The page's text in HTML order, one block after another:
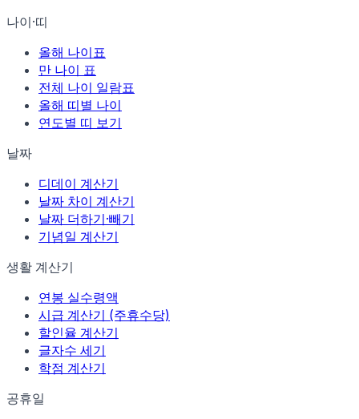
나이·띠
올해 나이표
만 나이 표
전체 나이 일람표
올해 띠별 나이
연도별 띠 보기
날짜
디데이 계산기
날짜 차이 계산기
날짜 더하기·빼기
기념일 계산기
생활 계산기
연봉 실수령액
시급 계산기 (주휴수당)
할인율 계산기
글자수 세기
학점 계산기
공휴일